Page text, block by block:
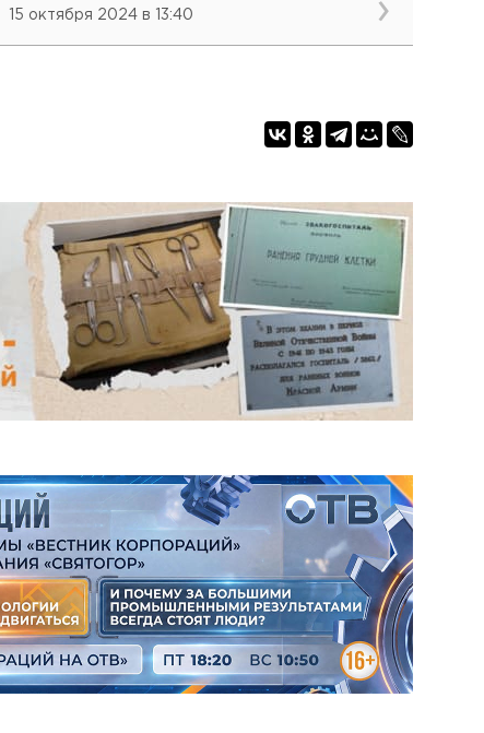
15 октября 2024 в 13:40